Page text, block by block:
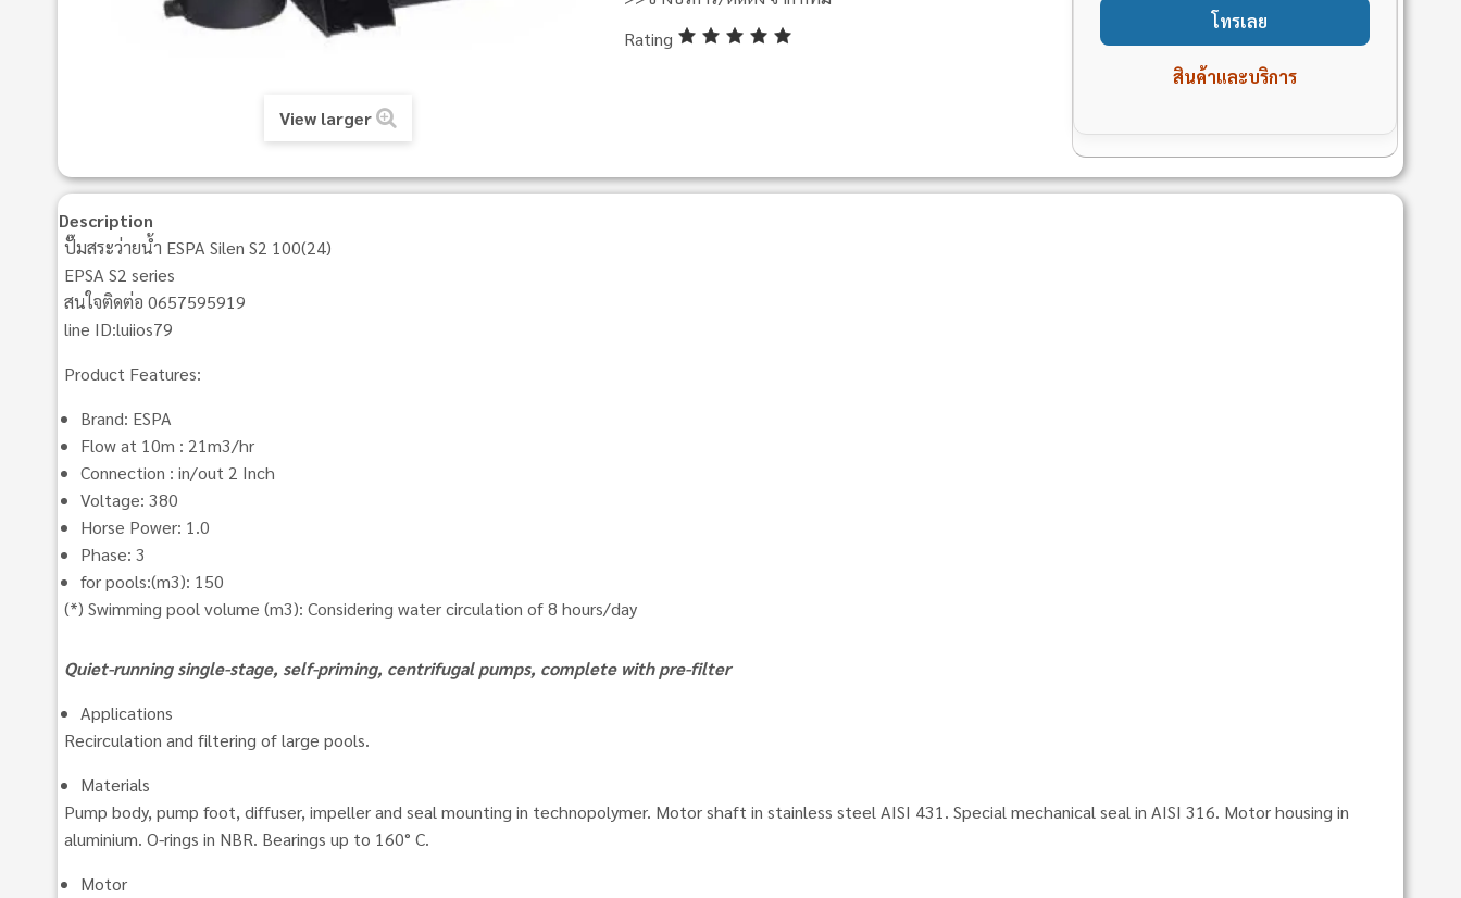
View larger
Rating
โทรเลย
สินค้าและบริการ
Description
ปั๊มสระว่ายน้ำ ESPA Silen S2 100(24)
EPSA S2 series
สนใจติดต่อ 0657595919
line ID:luiios79
Product Features:
Brand: ESPA
Flow at 10m : 21m3/hr
Connection : in/out 2 Inch
Voltage: 380
Horse Power: 1.0
Phase: 3
for pools:(m3): 150
(*) Swimming pool volume (m3): Considering water circulation of 8 hours/day
Quiet-running single-stage, self-priming, centrifugal pumps, complete with pre-filter
Applications
Recirculation and filtering of large pools.
Materials
Pump body, pump foot, diffuser, impeller and seal mounting in technopolymer. Motor shaft in stainless steel AISI 431. Special mechanical seal in AISI 316. Motor housing in
aluminium. O-rings in NBR. Bearings up to 160° C.
Motor